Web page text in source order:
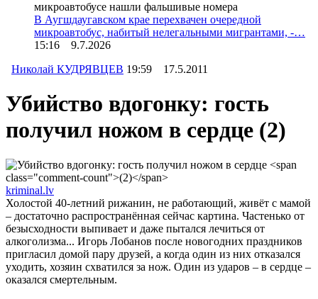
В Аугшдаугавском крае перехвачен очередной
микроавтобус, набитый нелегальными мигрантами, -…
15:16 9.7.2026
Николай КУДРЯВЦЕВ 19:59 17.5.2011
Убийство вдогонку: гость
получил ножом в сердце (2)
kriminal.lv
Холостой 40-летний рижанин, не работающий, живёт с мамой
– достаточно распространённая сейчас картина. Частенько от
безысходности выпивает и даже пытался лечиться от
алкоголизма... Игорь Лобанов после новогодних праздников
пригласил домой пару друзей, а когда один из них отказался
уходить, хозяин схватился за нож. Один из ударов – в сердце –
оказался смертельным.